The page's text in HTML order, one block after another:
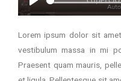
P
a
y
Lorem ipsum dolor sit
vestibulum massa in mi
Praesent quam mauris,